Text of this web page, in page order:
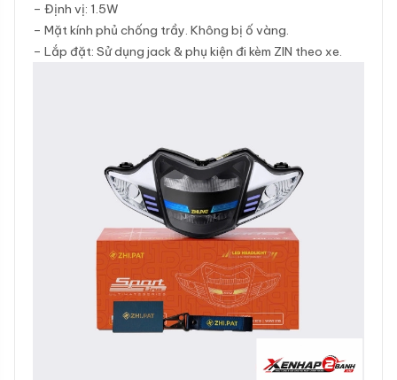
– Định vị: 1.5W
– Mặt kính phủ chống trầy. Không bị ố vàng.
– Lắp đặt: Sử dụng jack & phụ kiện đi kèm ZIN theo xe.